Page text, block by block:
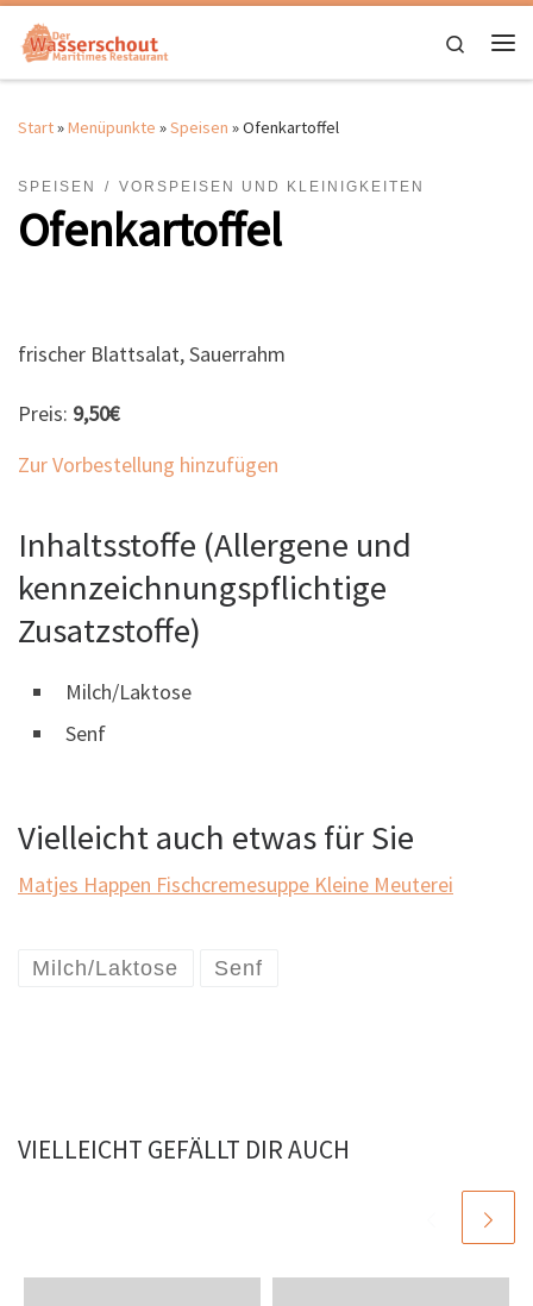
Zum Inhalt springen
Search
Start»Menüpunkte »Speisen »Ofenkartoffel
SPEISEN VORSPEISEN UND KLEINIGKEITEN
Ofenkartoffel
frischer Blattsalat, Sauerrahm
Preis: 9,50€
Zur Vorbestellung hinzufügen
Inhaltsstoffe (Allergene und
kennzeichnungspflichtige
Zusatzstoffe)
Milch/Laktose
Senf
Vielleicht auch etwas für Sie
Matjes Happen Fischcremesuppe Kleine Meuterei
Milch/Laktose Senf
VIELLEICHT GEFÄLLT DIR AUCH